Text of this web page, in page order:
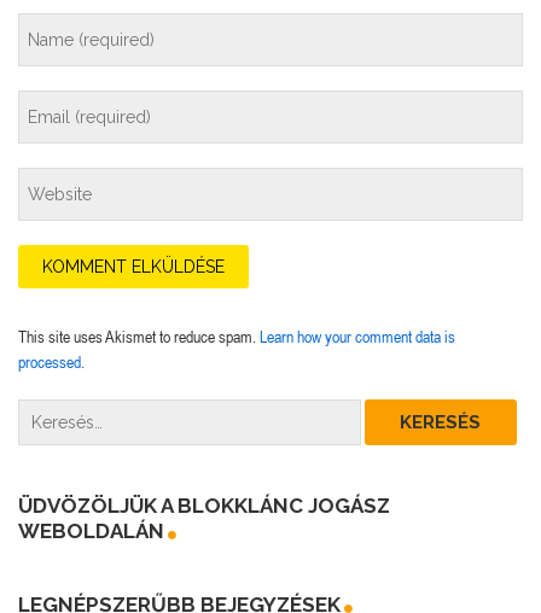
This site uses Akismet to reduce spam. Learn how your comment data is
processed.
ÜDVÖZÖLJÜK A BLOKKLÁNC JOGÁSZ
WEBOLDALÁN
LEGNÉPSZERŰBB BEJEGYZÉSEK